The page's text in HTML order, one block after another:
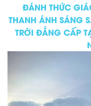
ĐÁNH THỨC
THANH ÁNH SÁNG
TRỜI ĐẲNG CẤP